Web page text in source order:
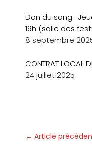
Don du sang :
19h (salle des
8 septembre
CONTRAT LOCAL
24 juillet 2025
← Article